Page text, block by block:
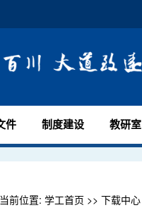
件 制度建设 教研室
当前位置: 学工首页 >> 下载中心